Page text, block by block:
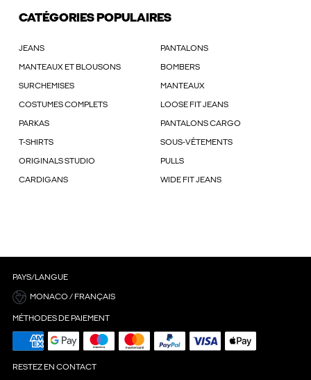
CATÉGORIES POPULAIRES
JEANS PANTALONS
MANTEAUX ET BLOUSONS BOMBERS
SURCHEMISES MANTEAUX
COSTUMES COMPLETS LOOSE FIT JEANS
PARKAS PANTALONS CARGO
T-SHIRTS SOUS-VÊTEMENTS
ORIGINALS STUDIO PULLS
CARDIGANS WIDE FIT JEANS
PAYS/LANGUE
MONACO / FRANÇAIS
MÉTHODES DE PAIEMENT
RESTEZ EN CONTACT